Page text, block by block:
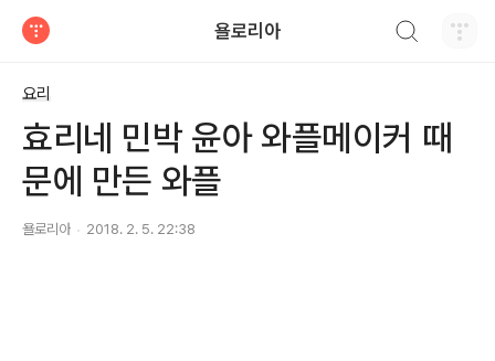
욜로리아
요리
효리네 민박 윤아 와플메이커 때
문에 만든 와플
욜로리아 2018. 2. 5. 22:38